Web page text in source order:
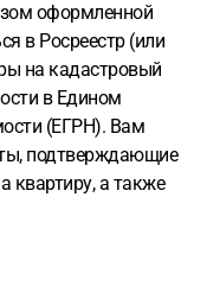
оформленной
в Росреестр (или
на кадастровый
в Едином
(ЕГРН). Вам
подтверждающие
квартиру, а также